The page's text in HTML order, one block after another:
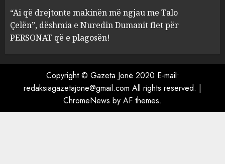
4
Berishën
MARCH 25, 2025
ngjau me Talo Çelën”,
dëshmia e Nuredin Dumanit
flet për PERSONAT që e
plagosën!
“Ai që drejtonte makinën më ngjau me Talo
Çelën”, dëshmia e Nuredin Dumanit flet për
PERSONAT që e plagosën!
Copyright © Gazeta Jonë 2020 E-mail:
redaksiagazetajone@gmail.com All rights reserved. |
ChromeNews by AF themes.